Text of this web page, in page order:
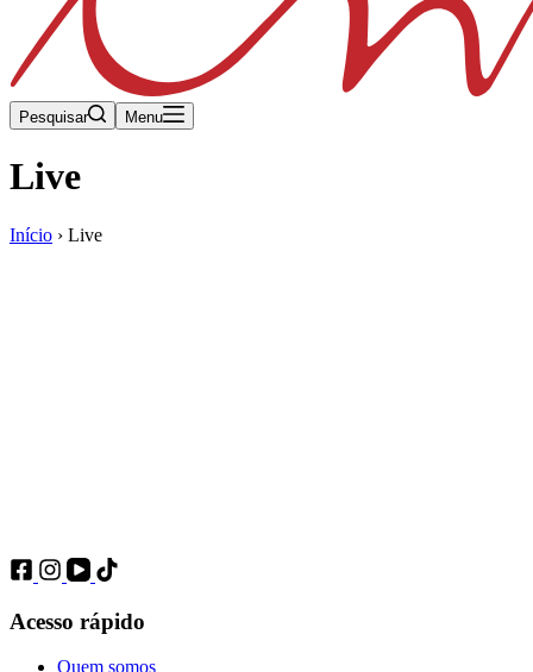
Pesquisar Menu
Live
Início › Live
Acesso rápido
Quem somos